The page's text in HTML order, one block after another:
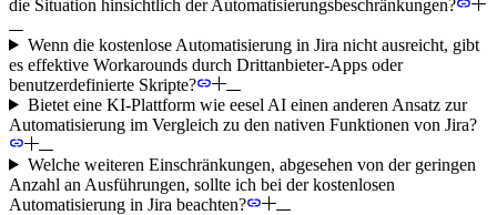
die Situation hinsichtlich der Automatisierungsbeschränkungen?
Wenn die kostenlose Automatisierung in Jira nicht ausreicht, gibt
es effektive Workarounds durch Drittanbieter-Apps oder
benutzerdefinierte Skripte?
Bietet eine KI-Plattform wie eesel AI einen anderen Ansatz zur
Automatisierung im Vergleich zu den nativen Funktionen von Jira?
Welche weiteren Einschränkungen, abgesehen von der geringen
Anzahl an Ausführungen, sollte ich bei der kostenlosen
Automatisierung in Jira beachten?